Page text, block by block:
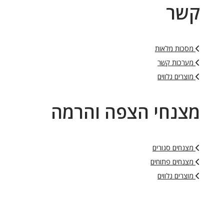
מסכות מלאות
מערכות קשר
מוצרים נלווים
הצפה והרמה
מצנחים סגורים
מצנחים פתוחים
מוצרים נלווים